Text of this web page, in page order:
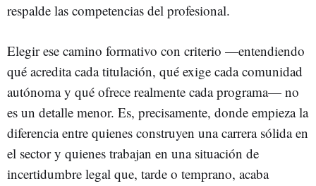
respalde las competencias del profesional.
Elegir ese camino formativo con criterio —entendiendo
qué acredita cada titulación, qué exige cada comunidad
autónoma y qué ofrece realmente cada programa— no
es un detalle menor. Es, precisamente, donde empieza la
diferencia entre quienes construyen una carrera sólida en
el sector y quienes trabajan en una situación de
incertidumbre legal que, tarde o temprano, acaba